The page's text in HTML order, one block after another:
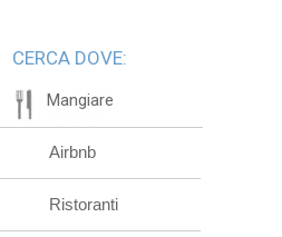
CERCA DOVE:
Mangiare
Airbnb
Ristoranti